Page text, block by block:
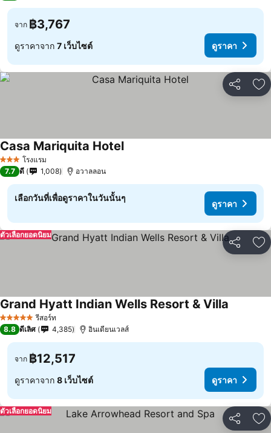
จาก ฿3,767
ดูราคาจาก 7 เว็บไซต์ ดูราคา
แชร์ เ
3 ดาว โรงแรม
Casa Mariquita Hotel
7.7 ดี 1,008 อวาลลอน
เลือกวันที่เพื่อดูราคาในวันนั้นๆ
ดูราคา
แชร์ เ
ตัวเลือกยอดนิยม
5 ดาว รีสอร์ท
Grand Hyatt Indian Wells Resort & Villa
8.8 ดีเลิศ 4,385 อินเดียนเวลส์
จาก ฿12,517
ดูราคาจาก 8 เว็บไซต์ ดูราคา
แชร์ เ
ตัวเลือกยอดนิยม